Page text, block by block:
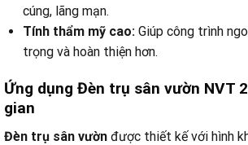
cúng, lãng mạn.
Tính thẩm mỹ cao: Giúp công trình
trọng và hoàn thiện hơn.
Ứng dụng Đèn trụ sân vườn NVT
gian
Đèn trụ sân vườn được thiết kế với hình